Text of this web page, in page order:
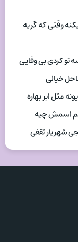
وقتی که گریه
تو کردی بی وفایی
خیالی
مثل ابر بهاره
اسمش چیه
شهریار ثقفی